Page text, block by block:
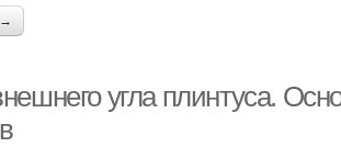
→
угла плинтуса.